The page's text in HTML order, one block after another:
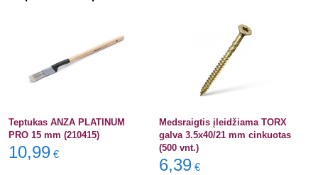
Teptukas ANZA PLATINUM
PRO 15 mm (210415)
10,99 €
Medsraigtis įleidžiama TORX
galva 3.5x40/21 mm cinkuotas
(500 vnt.)
6,39 €